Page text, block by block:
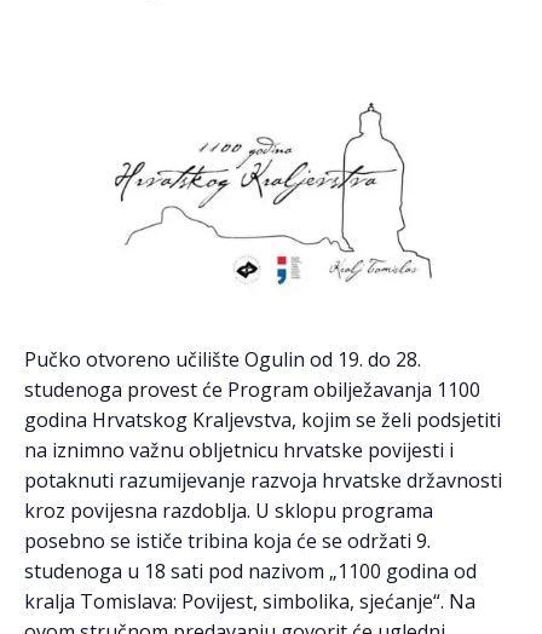
Pučko otvoreno učilište Ogulin od 19. do 28.
studenoga provest će Program obilježavanja 1100
godina Hrvatskog Kraljevstva, kojim se želi podsjetiti
na iznimno važnu obljetnicu hrvatske povijesti i
potaknuti razumijevanje razvoja hrvatske državnosti
kroz povijesna razdoblja. U sklopu programa
posebno se ističe tribina koja će se održati 9.
studenoga u 18 sati pod nazivom „1100 godina od
kralja Tomislava: Povijest, simbolika, sjećanje“. Na